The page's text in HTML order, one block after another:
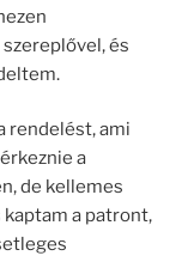
és
rendelést, ami
a
de kellemes
a patront,